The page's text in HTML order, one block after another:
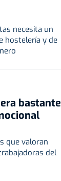
necesita un
hostelería y de
bastante
que valoran
del